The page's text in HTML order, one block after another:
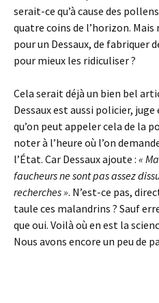
serait-ce qu’à cause des
quatre coins de l’horizon.
pour un Dessaux, de fabriquer
pour mieux les ridiculiser ?
Cela serait déjà un bien bel
Dessaux est aussi policier,
qu’on peut appeler cela de la
noter à l’heure où l’on
l’État. Car Dessaux ajoute : «
faucheurs ne sont pas assez
recher­ches ». N’est-ce pas,
taule ces malandrins ? Sauf
que oui. Voilà où en est la
Nous avons encore un peu de